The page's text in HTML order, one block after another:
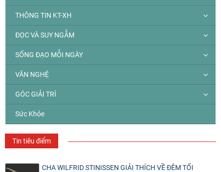
THÔNG TIN KT-XH
ĐỌC VÀ SUY NGẪM
SỐNG ĐẠO MỖI NGÀY
VĂN NGHỆ
GÓC GIẢI TRÍ
Sức Khỏe
Tin tiêu điểm
CHA WILFRID STINISSEN GIẢI THÍCH VỀ ĐÊM TỐI